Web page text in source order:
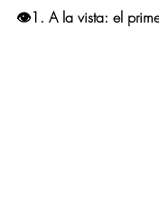
👁️1. A la vista: el